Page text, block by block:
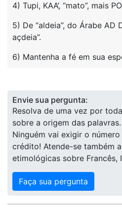
4) Tupi, KAA’, “mato”, mais
5) De “aldeia”, do Árabe AD
açdeia”.
6) Mantenha a fé em sua
Envie sua pergunta:
Resolva de uma vez por
sobre a origem das
Ninguém vai exigir o
crédito! Atende-se também
etimológicas sobre Francês,
Faça sua pergunta